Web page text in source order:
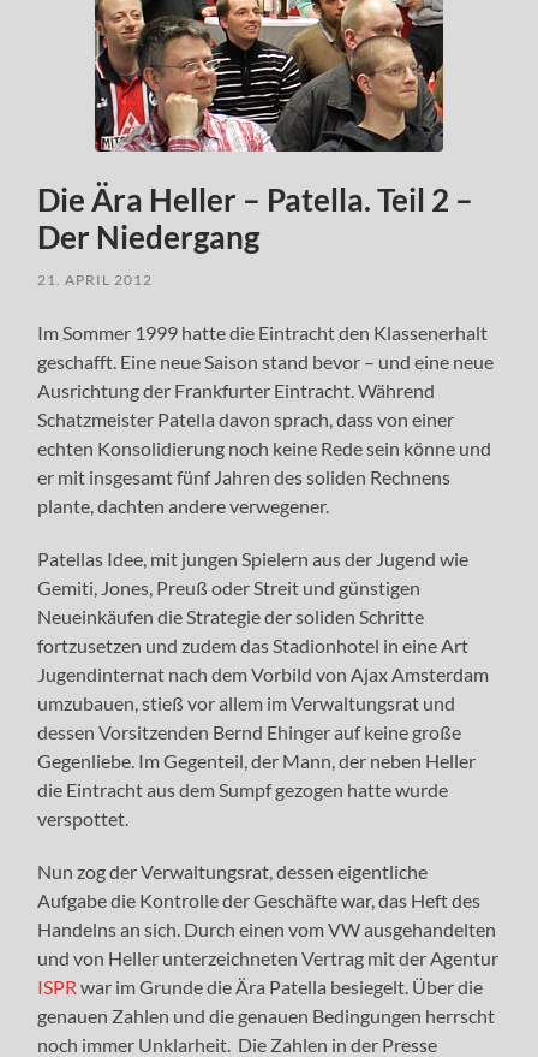
Die Ära Heller – Patella. Teil 2 –
Der Niedergang
21. APRIL 2012
Im Sommer 1999 hatte die Eintracht den Klassenerhalt
geschafft. Eine neue Saison stand bevor – und eine neue
Ausrichtung der Frankfurter Eintracht. Während
Schatzmeister Patella davon sprach, dass von einer
echten Konsolidierung noch keine Rede sein könne und
er mit insgesamt fünf Jahren des soliden Rechnens
plante, dachten andere verwegener.
Patellas Idee, mit jungen Spielern aus der Jugend wie
Gemiti, Jones, Preuß oder Streit und günstigen
Neueinkäufen die Strategie der soliden Schritte
fortzusetzen und zudem das Stadionhotel in eine Art
Jugendinternat nach dem Vorbild von Ajax Amsterdam
umzubauen, stieß vor allem im Verwaltungsrat und
dessen Vorsitzenden Bernd Ehinger auf keine große
Gegenliebe. Im Gegenteil, der Mann, der neben Heller
die Eintracht aus dem Sumpf gezogen hatte wurde
verspottet.
Nun zog der Verwaltungsrat, dessen eigentliche
Aufgabe die Kontrolle der Geschäfte war, das Heft des
Handelns an sich. Durch einen vom VW ausgehandelten
und von Heller unterzeichneten Vertrag mit der Agentur
ISPRwar im Grunde die Ära Patella besiegelt. Über die
genauen Zahlen und die genauen Bedingungen herrscht
noch immer Unklarheit. Die Zahlen in der Presse